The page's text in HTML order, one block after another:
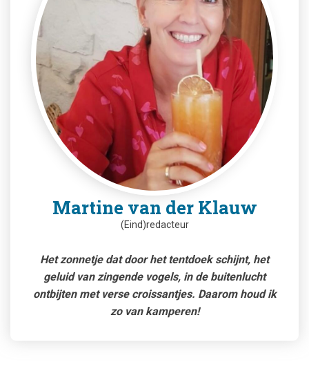
Martine van der Klauw
(Eind)redacteur
Het zonnetje dat door het tentdoek schijnt, het
geluid van zingende vogels, in de buitenlucht
ontbijten met verse croissantjes. Daarom houd ik
zo van kamperen!